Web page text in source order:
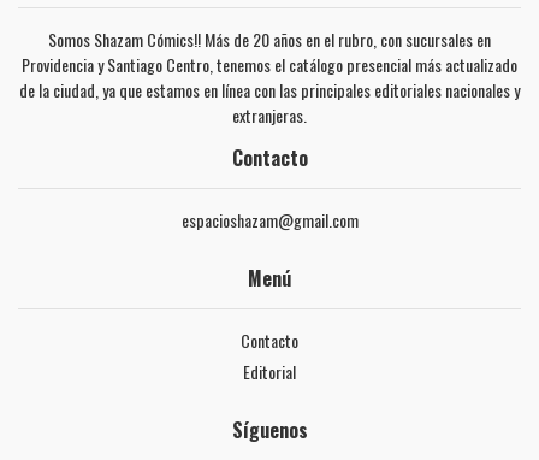
Somos Shazam Cómics!! Más de 20 años en el rubro, con sucursales en
Providencia y Santiago Centro, tenemos el catálogo presencial más actualizado
de la ciudad, ya que estamos en línea con las principales editoriales nacionales y
extranjeras.
Contacto
espacioshazam@gmail.com
Menú
Contacto
Editorial
Síguenos